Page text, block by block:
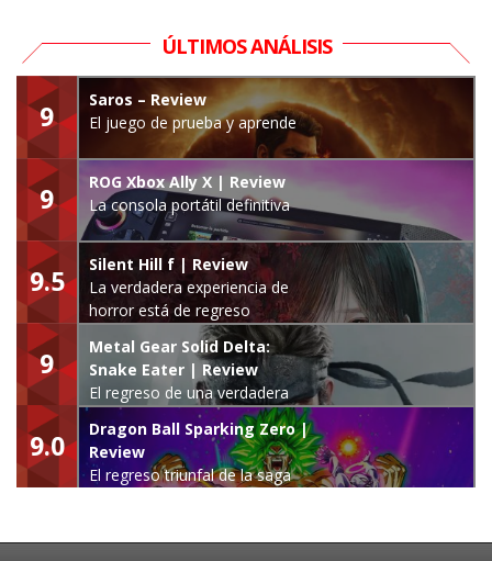
ÚLTIMOS ANÁLISIS
9
Saros – Review
El juego de prueba y aprende
9
ROG Xbox Ally X | Review
La consola portátil definitiva
9.5
Silent Hill f | Review
La verdadera experiencia de
horror está de regreso
9
Metal Gear Solid Delta:
Snake Eater | Review
El regreso de una verdadera
leyenda
9.0
Dragon Ball Sparking Zero |
Review
El regreso triunfal de la saga